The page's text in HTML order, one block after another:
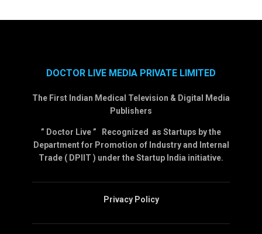
DOCTOR LIVE MEDIA PRIVATE LIMITED
The First Indian Medical Television & Digital Media
Publishers
” Doctor Live ” Recognized as Startups by the
Department for Promotion of Industry and Internal
Trade ( DPIIT ) under the Startup India initiative.
Privacy Policy